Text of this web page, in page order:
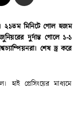
২১তম মিনিটে গোল হজম
দুর্দান্ত গোলে ১-১
শেষ ড্র করে
প্রেসিংয়ের মাধ্যমে